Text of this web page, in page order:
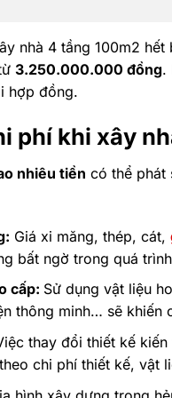
nhà 4 tầng 100m2
3.250.000.000 đồng.
hợp đồng.
phí khi xây
nhiêu tiền có thể phát
Giá xi măng, thép, cát,
bất ngờ trong quá
cấp: Sử dụng vật liệu
thông minh… sẽ khiến
thay đổi thiết kế
chi phí thiết kế, vật